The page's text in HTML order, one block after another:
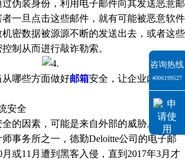
伪装身份，利用电子邮件向其发送恶意邮
一旦点击这些邮件，就有可能被恶意软件
密数据被源源不断的发送出去，或者这些
制从而进行敲诈勒索。
哪些方面做好邮箱安全，让企业内外通信
安全
因素，可能是来自外部的威胁。
务所之一，德勤Deloitte公司的电子邮
或11月遭到黑客入侵，直到2017年3月才
咨询热线
4006199527